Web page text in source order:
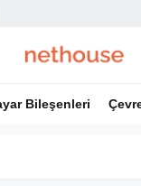
Bileşenleri